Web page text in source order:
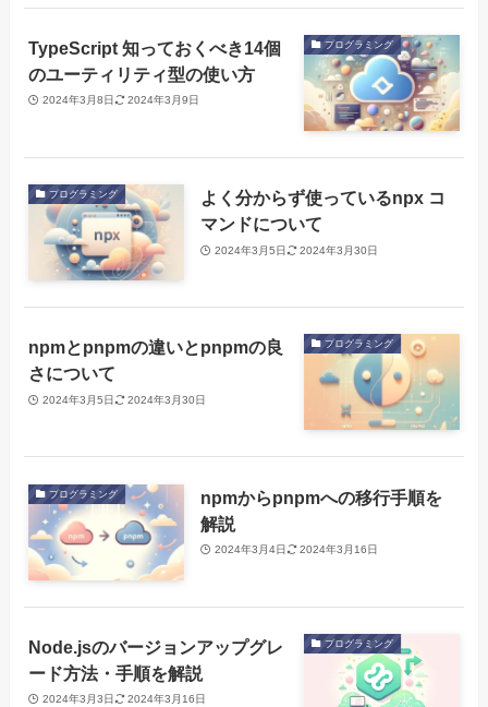
プログラミング
TypeScript 知っておくべき14個
のユーティリティ型の使い方
2024年3月8日 2024年3月9日
プログラミング
よく分からず使っているnpx コ
マンドについて
2024年3月5日 2024年3月30日
プログラミング
npmとpnpmの違いとpnpmの良
さについて
2024年3月5日 2024年3月30日
プログラミング
npmからpnpmへの移行手順を
解説
2024年3月4日 2024年3月16日
プログラミング
Node.jsのバージョンアップグレ
ード方法・手順を解説
2024年3月3日 2024年3月16日